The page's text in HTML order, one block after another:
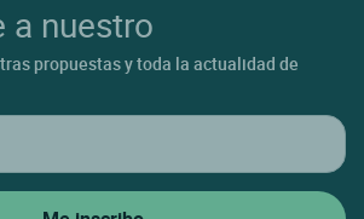
a nuestro
propuestas y toda la actualidad de